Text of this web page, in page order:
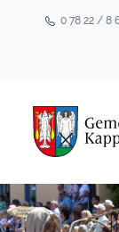
0 78 22 / 8